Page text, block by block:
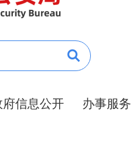
府信息公开 办事服务